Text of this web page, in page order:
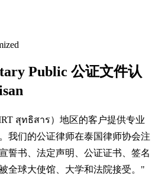
Public 公证文件认
สุทธิสาร）地区的客户提供专业
我们的公证律师在泰国律师协会注
誓书、法定声明、公证证书、签名
全球大使馆、大学和法院接受。 "